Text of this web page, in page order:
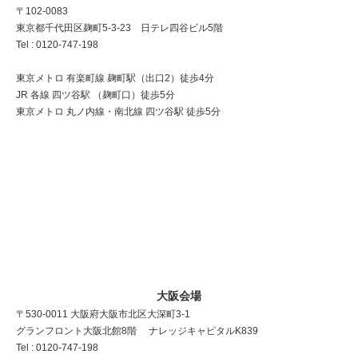
〒102-0083
東京都千代田区麹町5-3-23 日テレ四谷ビル5階
Tel : 0120-747-198
東京メトロ 有楽町線 麹町駅（出口2）徒歩4分
JR 各線 四ツ谷駅 （麹町口）徒歩5分
東京メトロ 丸ノ内線・南北線 四ツ谷駅 徒歩5分
大阪会場
〒530-0011 大阪府大阪市北区大深町3-1
グランフロント大阪北館8階 ナレッジキャピタルK839
Tel : 0120-747-198